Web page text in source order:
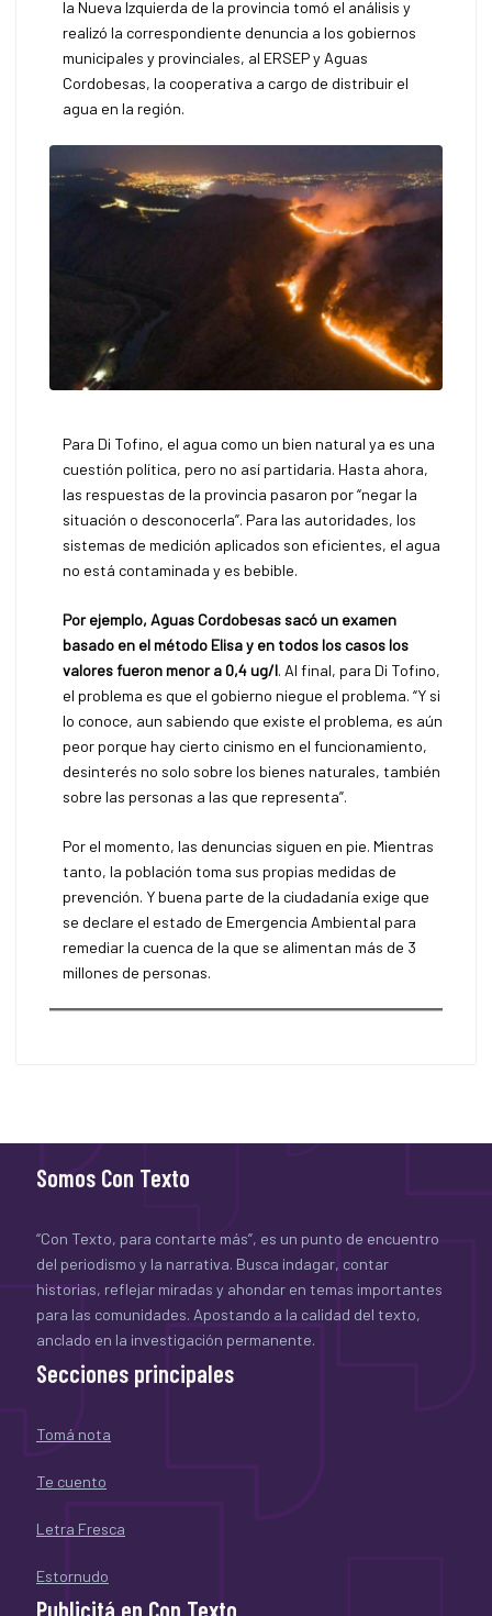
la Nueva Izquierda de la provincia tomó el análisis y
realizó la correspondiente denuncia a los gobiernos
municipales y provinciales, al ERSEP y Aguas
Cordobesas, la cooperativa a cargo de distribuir el
agua en la región.
Para Di Tofino, el agua como un bien natural ya es una
cuestión política, pero no así partidaria. Hasta ahora,
las respuestas de la provincia pasaron por “negar la
situación o desconocerla”. Para las autoridades, los
sistemas de medición aplicados son eficientes, el agua
no está contaminada y es bebible.
Por ejemplo, Aguas Cordobesas sacó un examen
basado en el método Elisa y en todos los casos los
valores fueron menor a 0,4 ug/l. Al final, para Di Tofino,
el problema es que el gobierno niegue el problema. “Y si
lo conoce, aun sabiendo que existe el problema, es aún
peor porque hay cierto cinismo en el funcionamiento,
desinterés no solo sobre los bienes naturales, también
sobre las personas a las que representa”.
Por el momento, las denuncias siguen en pie. Mientras
tanto, la población toma sus propias medidas de
prevención. Y buena parte de la ciudadanía exige que
se declare el estado de Emergencia Ambiental para
remediar la cuenca de la que se alimentan más de 3
millones de personas.
Somos Con Texto
“Con Texto, para contarte más”, es un punto de encuentro
del periodismo y la narrativa. Busca indagar, contar
historias, reflejar miradas y ahondar en temas importantes
para las comunidades. Apostando a la calidad del texto,
anclado en la investigación permanente.
Secciones principales
Tomá nota
Te cuento
Letra Fresca
Estornudo
Publicitá en Con Texto